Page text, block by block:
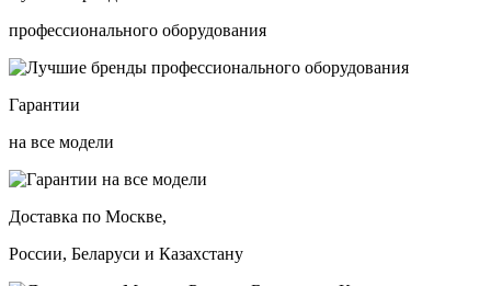
профессионального оборудования
Гарантии
на все модели
Доставка по Москве,
России, Беларуси и Казахстану